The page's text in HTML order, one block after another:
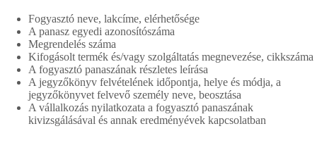
Fogyasztó neve, lakcíme, elérhetősége
A panasz egyedi azonosítószáma
Megrendelés száma
Kifogásolt termék és/vagy szolgáltatás megnevezése, cikkszáma
A fogyasztó panaszának részletes leírása
A jegyzőkönyv felvételének időpontja, helye és módja, a
jegyzőkönyvet felvevő személy neve, beosztása
A vállalkozás nyilatkozata a fogyasztó panaszának
kivizsgálásával és annak eredményévek kapcsolatban